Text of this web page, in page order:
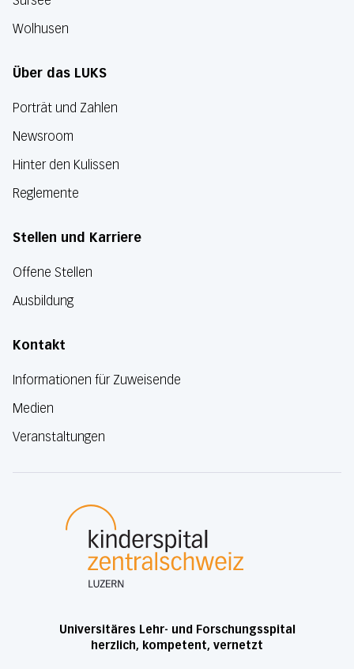
Wolhusen
Über das LUKS
Porträt und Zahlen
Newsroom
Hinter den Kulissen
Reglemente
Stellen und Karriere
Offene Stellen
Ausbildung
Kontakt
Informationen für Zuweisende
Medien
Veranstaltungen
Luzerner Kantonsspital
Universitäres Lehr- und Forschungsspital
herzlich, kompetent, vernetzt